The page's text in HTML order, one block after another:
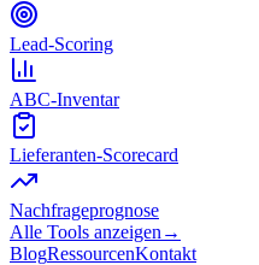
Lead-Scoring
ABC-Inventar
Lieferanten-Scorecard
Nachfrageprognose
Alle Tools anzeigen →
BlogRessourcenKontakt